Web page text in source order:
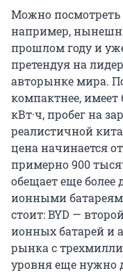
Можно посмотреть
например,
прошлом году и
претендуя на
авторынке мира.
компактнее, имеет
кВт·ч, пробег на
реалистичной
цена начинается
примерно 900
обещает еще более
ионными
стоит: BYD —
ионных батарей и
рынка с
уровня еще нужно